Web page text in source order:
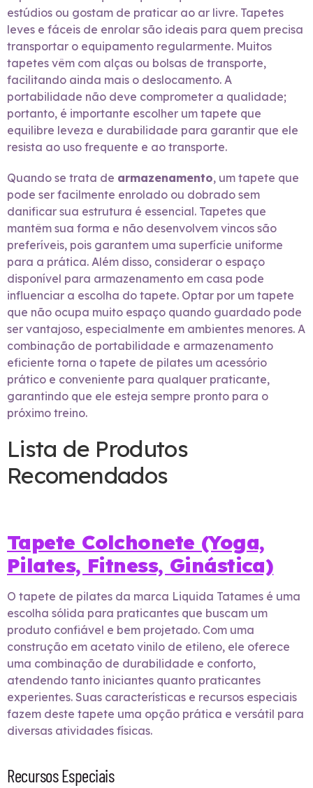
estúdios ou gostam de praticar ao ar livre. Tapetes
leves e fáceis de enrolar são ideais para quem precisa
transportar o equipamento regularmente. Muitos
tapetes vêm com alças ou bolsas de transporte,
facilitando ainda mais o deslocamento. A
portabilidade não deve comprometer a qualidade;
portanto, é importante escolher um tapete que
equilibre leveza e durabilidade para garantir que ele
resista ao uso frequente e ao transporte.
Quando se trata de armazenamento, um tapete que
pode ser facilmente enrolado ou dobrado sem
danificar sua estrutura é essencial. Tapetes que
mantêm sua forma e não desenvolvem vincos são
preferíveis, pois garantem uma superfície uniforme
para a prática. Além disso, considerar o espaço
disponível para armazenamento em casa pode
influenciar a escolha do tapete. Optar por um tapete
que não ocupa muito espaço quando guardado pode
ser vantajoso, especialmente em ambientes menores. A
combinação de portabilidade e armazenamento
eficiente torna o tapete de pilates um acessório
prático e conveniente para qualquer praticante,
garantindo que ele esteja sempre pronto para o
próximo treino.
Lista de Produtos
Recomendados
Tapete Colchonete (Yoga,
Pilates, Fitness, Ginástica)
O tapete de pilates da marca Liquida Tatames é uma
escolha sólida para praticantes que buscam um
produto confiável e bem projetado. Com uma
construção em acetato vinilo de etileno, ele oferece
uma combinação de durabilidade e conforto,
atendendo tanto iniciantes quanto praticantes
experientes. Suas características e recursos especiais
fazem deste tapete uma opção prática e versátil para
diversas atividades físicas.
Recursos Especiais